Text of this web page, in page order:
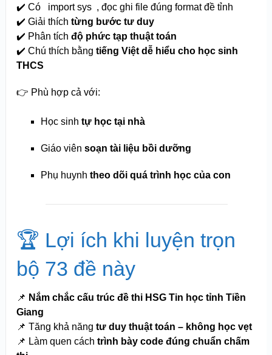
✔️ Có
import sys , đọc ghi file đúng format đề tỉnh
✔️ Giải thích từng bước tư duy
✔️ Phân tích độ phức tạp thuật toán
✔️ Chú thích bằng tiếng Việt dễ hiểu cho học sinh
THCS
👉 Phù hợp cả với:
Học sinh tự học tại nhà
Giáo viên soạn tài liệu bồi dưỡng
Phụ huynh theo dõi quá trình học của con
🏆 Lợi ích khi luyện trọn
bộ 73 đề này
📌 Nắm chắc cấu trúc đề thi HSG Tin học tỉnh Tiền
Giang
📌 Tăng khả năng tư duy thuật toán – không học vẹt
📌 Làm quen cách trình bày code đúng chuẩn chấm